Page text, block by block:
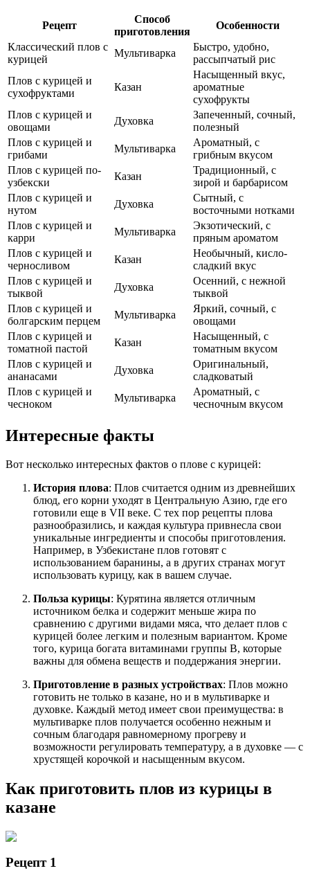
Рецепт
Способ
приготовления
Особенности
Классический плов с
курицей
Мультиварка
Быстро, удобно,
рассыпчатый рис
Плов с курицей и
сухофруктами
Казан
Насыщенный вкус,
ароматные
сухофрукты
Плов с курицей и
овощами
Духовка
Запеченный, сочный,
полезный
Плов с курицей и
грибами
Мультиварка
Ароматный, с
грибным вкусом
Плов с курицей по-
узбекски
Казан
Традиционный, с
зирой и барбарисом
Плов с курицей и
нутом
Духовка
Сытный, с
восточными нотками
Плов с курицей и
карри
Мультиварка
Экзотический, с
пряным ароматом
Плов с курицей и
черносливом
Казан
Необычный, кисло-
сладкий вкус
Плов с курицей и
тыквой
Духовка
Осенний, с нежной
тыквой
Плов с курицей и
болгарским перцем
Мультиварка
Яркий, сочный, с
овощами
Плов с курицей и
томатной пастой
Казан
Насыщенный, с
томатным вкусом
Плов с курицей и
ананасами
Духовка
Оригинальный,
сладковатый
Плов с курицей и
чесноком
Мультиварка
Ароматный, с
чесночным вкусом
Интересные факты
Вот несколько интересных фактов о плове с курицей:
История плова: Плов считается одним из древнейших
блюд, его корни уходят в Центральную Азию, где его
готовили еще в VII веке. С тех пор рецепты плова
разнообразились, и каждая культура привнесла свои
уникальные ингредиенты и способы приготовления.
Например, в Узбекистане плов готовят с
использованием баранины, а в других странах могут
использовать курицу, как в вашем случае.
Польза курицы: Курятина является отличным
источником белка и содержит меньше жира по
сравнению с другими видами мяса, что делает плов с
курицей более легким и полезным вариантом. Кроме
того, курица богата витаминами группы B, которые
важны для обмена веществ и поддержания энергии.
Приготовление в разных устройствах: Плов можно
готовить не только в казане, но и в мультиварке и
духовке. Каждый метод имеет свои преимущества: в
мультиварке плов получается особенно нежным и
сочным благодаря равномерному прогреву и
возможности регулировать температуру, а в духовке — с
хрустящей корочкой и насыщенным вкусом.
Как приготовить плов из курицы в
казане
Рецепт 1